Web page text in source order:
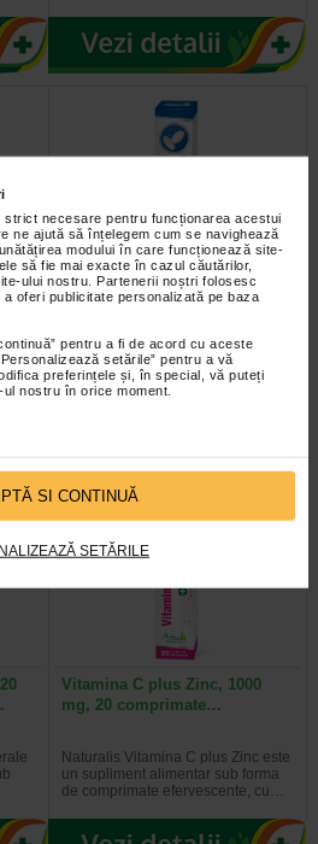
necesare pentru funcționarea acestui
ne ajută să înțelegem cum se navighează
modului în care funcționează site-
să fie mai exacte în cazul căutărilor,
ului nostru. Partenerii noștri folosesc
oferi publicitate personalizată pe baza
pentru a fi de acord cu aceste
setările” pentru a vă
preferințele și, în special, vă puteți
nostru în orice moment.
SI CONTINUĂ
SETĂRILE
D
Magneziu Plus Vitamina B6, 20
comprimate efervescente…
Proprietati Magneziul contribuie la:
functionarea normala a sistemului
muscular; reducerea oboselii si…
Vitamina C plus Zinc, 1000
mg, 20 comprimate…
Naturalis Vitamina C plus Zinc este
un supliment alimentar sub forma
de comprimate efervescente, cu…